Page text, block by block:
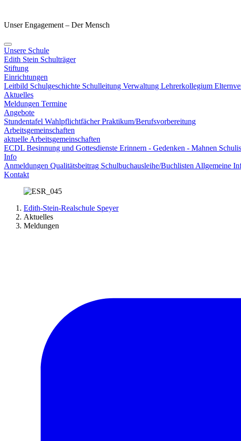
Unser Engagement – Der Mensch
Unsere Schule
Edith Stein Schulträger
Stiftung
Einrichtungen
Leitbild Schulgeschichte Schulleitung Verwaltung Lehrerkollegium
Aktuelles
Meldungen Termine
Angebote
Stundentafel WahlpflichtfächerPraktikum/Berufsvorbereitung
Arbeitsgemeinschaften
aktuelle Arbeitsgemeinschaften
ECDL Besinnung und Gottesdienste Erinnern - Gedenken - Mahnen
Info
Anmeldungen Qualitätsbeitrag Schulbuchausleihe/Buchlisten Allgemeine
Kontakt
Edith-Stein-Realschule Speyer
Aktuelles
Meldungen